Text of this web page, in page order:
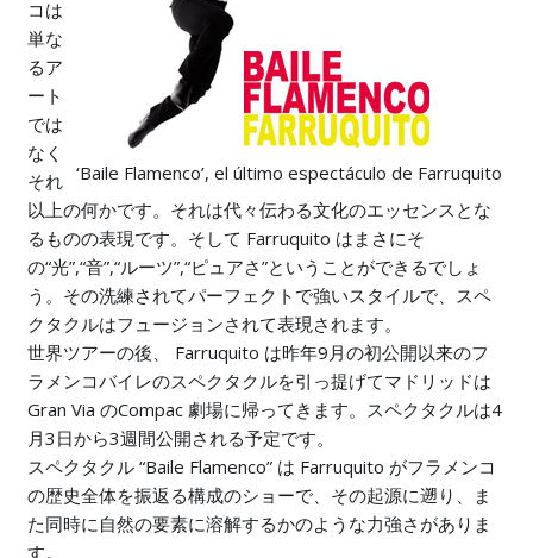
‘Baile Flamenco’, el último espectáculo de Farruquito
コは
単な
るア
ート
では
なく
それ
以上の何かです。それは代々伝わる文化のエッセンスとな
るものの表現です。そして Farruquito はまさにそ
の“光”,“音”,“ルーツ”,“ピュアさ”ということができるでしょ
う。その洗練されてパーフェクトで強いスタイルで、スペ
クタクルはフュージョンされて表現されます。
世界ツアーの後、 Farruquito は昨年9月の初公開以来のフ
ラメンコバイレのスペクタクルを引っ提げてマドリッドは
Gran Via のCompac 劇場に帰ってきます。スペクタクルは4
月3日から3週間公開される予定です。
スペクタクル “Baile Flamenco” は Farruquito がフラメンコ
の歴史全体を振返る構成のショーで、その起源に遡り、ま
た同時に自然の要素に溶解するかのような力強さがありま
す。